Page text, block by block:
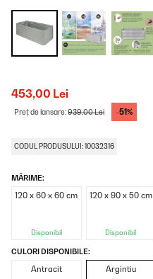
453,00 Lei
Preț de lansare:939,00 Lei -51%
CODUL PRODUSULUI: 10032316
MĂRIME:
120 x 60 x 60 cm
Disponibil
120 x 90 x 50 cm
Disponibil
CULORI DISPONIBILE:
Antracit Argintiu